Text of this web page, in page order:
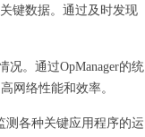
键数据。通过及时发现
。通过OpManager的统
网络性能和效率。
测各种关键应用程序的运